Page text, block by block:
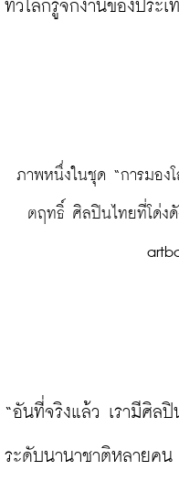
ทั่วโลกรู้จักงานของประ
ตฤทธิ์ ศิลปินไทยที่โด่ง
“อันที่จริงแล้ว เรามีศิล
ระดับนานาชาติหลายค